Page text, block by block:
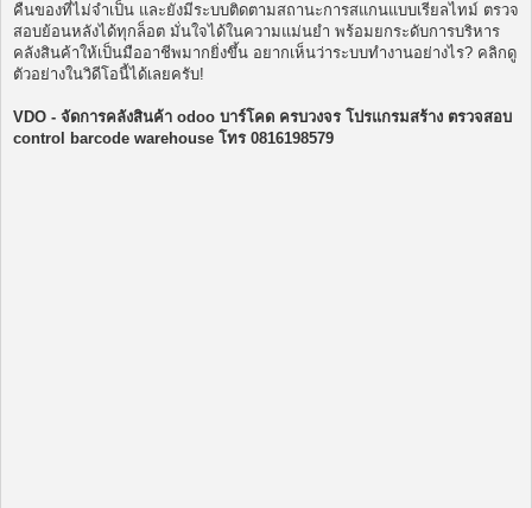
คืนของที่ไม่จำเป็น และยังมีระบบติดตามสถานะการสแกนแบบเรียลไทม์ ตรวจ
สอบย้อนหลังได้ทุกล็อต มั่นใจได้ในความแม่นยำ พร้อมยกระดับการบริหาร
คลังสินค้าให้เป็นมืออาชีพมากยิ่งขึ้น อยากเห็นว่าระบบทำงานอย่างไร? คลิกดู
ตัวอย่างในวิดีโอนี้ได้เลยครับ!
VDO - จัดการคลังสินค้า odoo บาร์โคด ครบวงจร โปรแกรมสร้าง ตรวจสอบ
control barcode warehouse โทร 0816198579